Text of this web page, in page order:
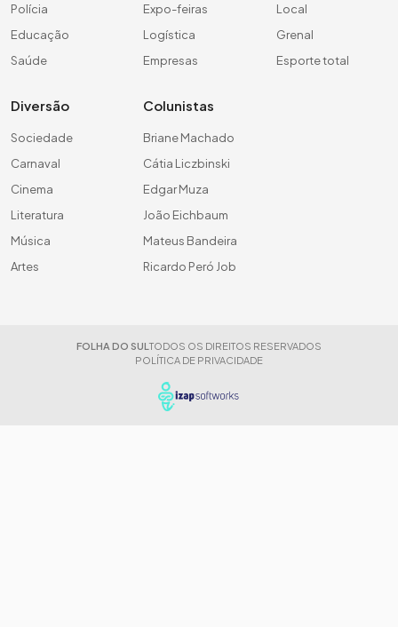
Polícia
Educação
Saúde
Expo-feiras
Logística
Empresas
Local
Grenal
Esporte total
Diversão
Sociedade
Carnaval
Cinema
Literatura
Música
Artes
Colunistas
Briane Machado
Cátia Liczbinski
Edgar Muza
João Eichbaum
Mateus Bandeira
Ricardo Peró Job
FOLHA DO SUL TODOS OS DIREITOS RESERVADOS
POLÍTICA DE PRIVACIDADE